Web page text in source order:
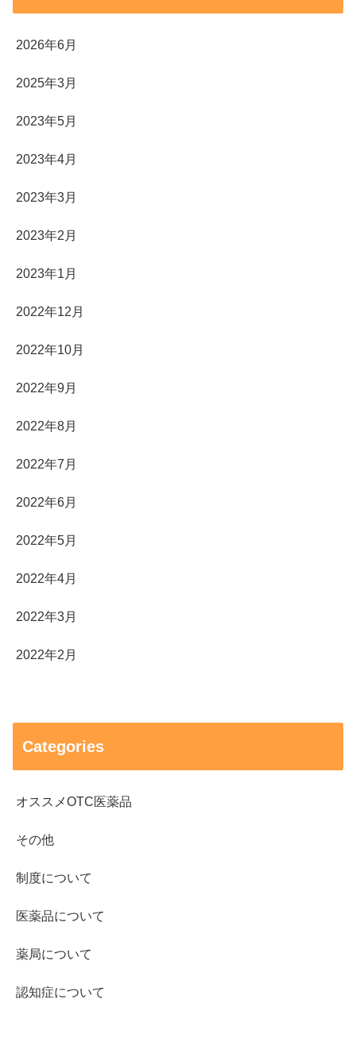
2026年6月
2025年3月
2023年5月
2023年4月
2023年3月
2023年2月
2023年1月
2022年12月
2022年10月
2022年9月
2022年8月
2022年7月
2022年6月
2022年5月
2022年4月
2022年3月
2022年2月
Categories
オススメOTC医薬品
その他
制度について
医薬品について
薬局について
認知症について